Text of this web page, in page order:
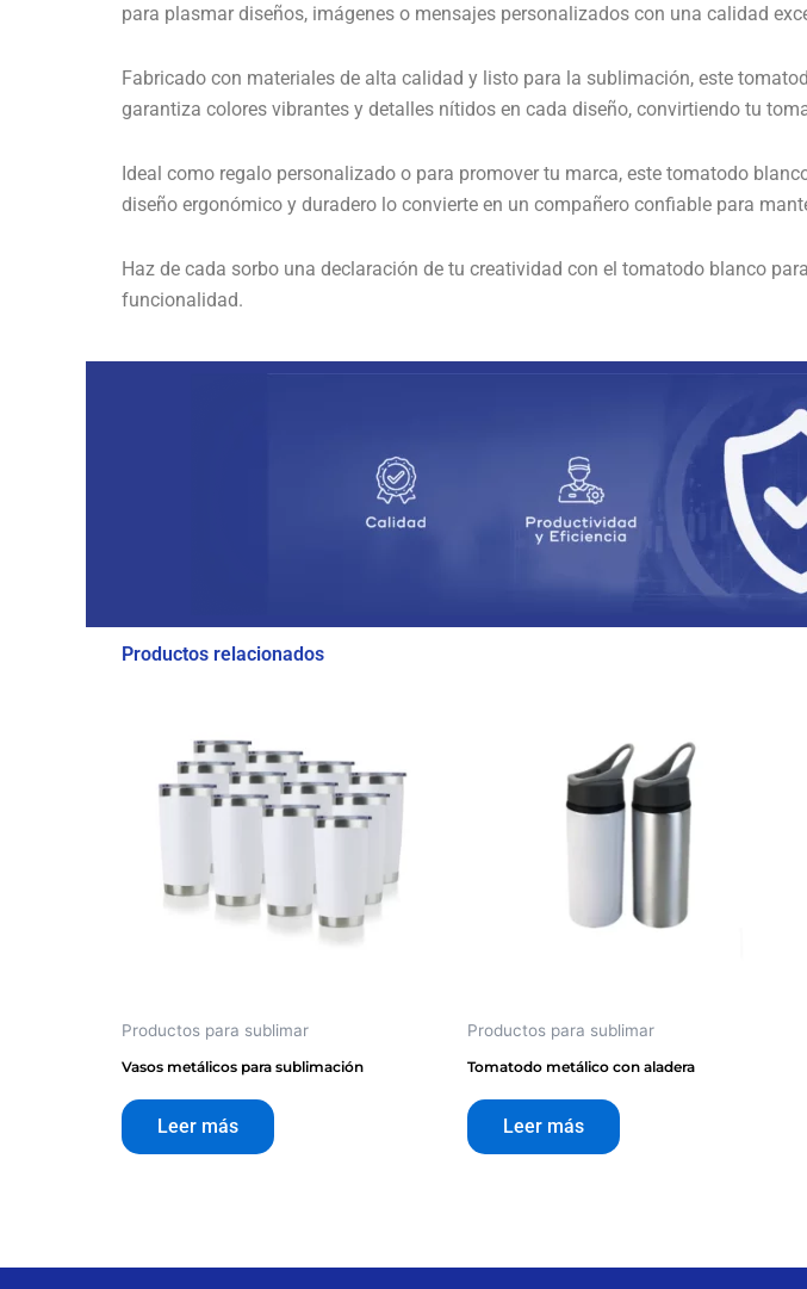
para plasmar diseños, imágenes o mensajes personalizados con una calidad
Fabricado con materiales de alta calidad y listo para la sublimación, este
garantiza colores vibrantes y detalles nítidos en cada diseño, convirtiendo tu
Ideal como regalo personalizado o para promover tu marca, este tomatodo
diseño ergonómico y duradero lo convierte en un compañero confiable para
Haz de cada sorbo una declaración de tu creatividad con el tomatodo blanco
funcionalidad.
Productos relacionados
Productos para sublimar
Vasos metálicos para sublimación
Leer más
Productos para sublimar
Tomatodo metálico con aladera
Leer más